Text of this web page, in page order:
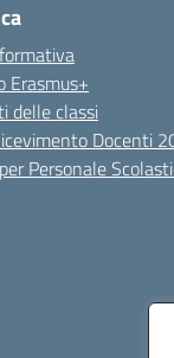
Erasmus+
delle classi
Docenti
Personale